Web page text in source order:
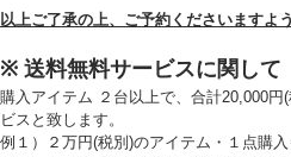
以上ご了承の上、ご予約くださいますよ
※ 送料無料サービスに関して
購入アイテム ２台以上で、合計20,000
ビスと致します。
例１）２万円(税別)のアイテム・１点購